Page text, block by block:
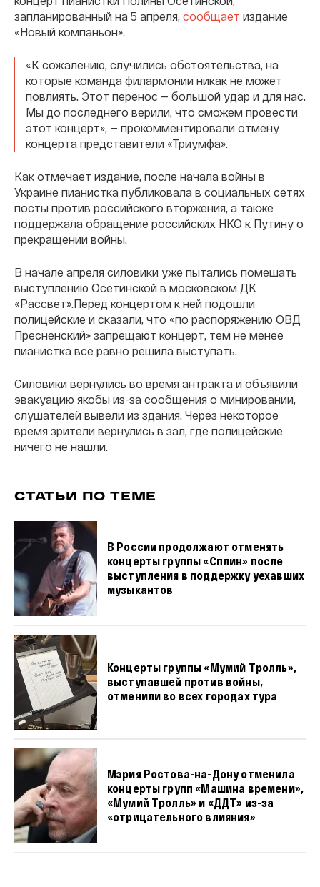
запланированный на 5 апреля, сообщает издание
«Новый компаньон».
«К сожалению, случились обстоятельства, на
которые команда филармонии никак не может
повлиять. Этот перенос — большой удар и для нас.
Мы до последнего верили, что сможем провести
этот концерт», — прокомментировали отмену
концерта представители «Триумфа».
Как отмечает издание, после начала войны в
Украине пианистка публиковала в социальных сетях
посты против российского вторжения, а также
поддержала обращение российских НКО к Путину о
прекращении войны.
В начале апреля силовики уже пытались помешать
выступлению Осетинской в московском ДК
«Рассвет».Перед концертом к ней подошли
полицейские и сказали, что «по распоряжению ОВД
Пресненский» запрещают концерт, тем не менее
пианистка все равно решила выступать.
Силовики вернулись во время антракта и объявили
эвакуацию якобы из-за сообщения о минировании,
слушателей вывели из здания. Через некоторое
время зрители вернулись в зал, где полицейские
ничего не нашли.
СТАТЬИ ПО ТЕМЕ
В России продолжают отменять
концерты группы «Сплин» после
выступления в поддержку уехавших
музыкантов
Концерты группы «Мумий Тролль»,
выступавшей против войны,
отменили во всех городах тура
Мэрия Ростова-на-Дону отменила
концерты групп «Машина времени»,
«Мумий Тролль» и «ДДТ» из-за
«отрицательного влияния»